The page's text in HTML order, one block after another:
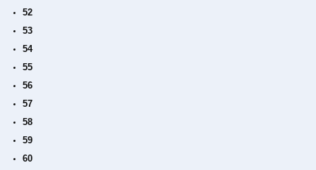
52
53
54
55
56
57
58
59
60